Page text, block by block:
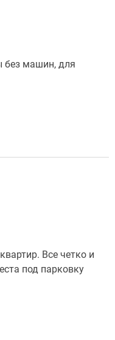
без машин, для
Все четко и
под парковку